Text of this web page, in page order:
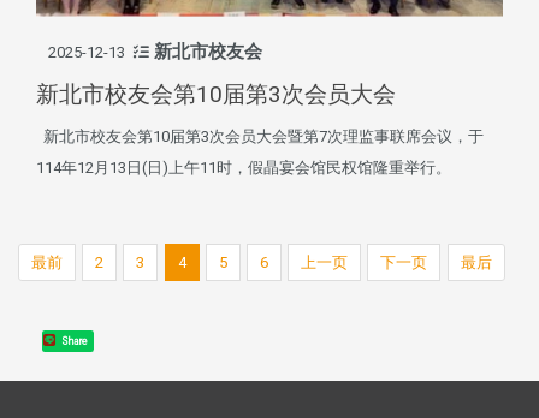
2025-12-13 新北市校友会
新北市校友会第10届第3次会员大会
新北市校友会第10届第3次会员大会暨第7次理监事联席会议，于
114年12月13日(日)上午11时，假晶宴会馆民权馆隆重举行。
最前 2 3 4 5 6 上一页 下一页 最后
Share